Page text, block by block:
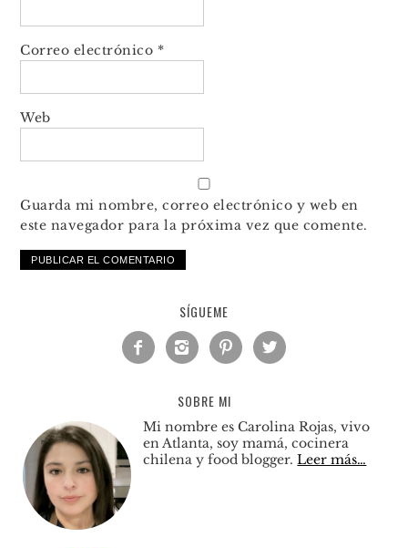
Correo electrónico *
Web
Guarda mi nombre, correo electrónico y web en
este navegador para la próxima vez que comente.
SÍGUEME
   
SOBRE MI
Mi nombre es Carolina Rojas, vivo
en Atlanta, soy mamá, cocinera
chilena y food blogger.Leer más…